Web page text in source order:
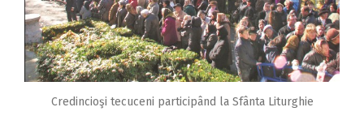
Credincioşi tecuceni participând la Sfânta Liturghie